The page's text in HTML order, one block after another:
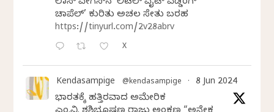
ಚಾಪೆಲ್’ ಕುರಿತು ಅಚಲ ಸೇತು ಬರಹ
https://tinyurl.com/2v28abrv
X
Kendasampige @kendasampige · 8 Jun 2024
ಭಾರತಕ್ಕೆ ಹತ್ತಿರವಾದ ಅಮೇರಿಕ